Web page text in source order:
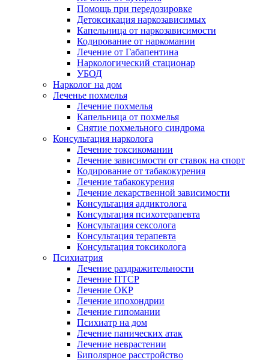
Помощь при передозировке
Детоксикация наркозависимых
Капельница от наркозависимости
Кодирование от наркомании
Лечение от Габапентина
Наркологический стационар
УБОД
Нарколог на дом
Леченье похмелья
Лечение похмелья
Капельница от похмелья
Снятие похмельного синдрома
Консультация нарколога
Лечение токсикомании
Лечение зависимости от ставок на спорт
Кодирование от табакокурения
Лечение табакокурения
Лечение лекарственной зависимости
Консультация аддиктолога
Консультация психотерапевта
Консультация сексолога
Консультация терапевта
Консультация токсиколога
Психиатрия
Лечение раздражительности
Лечение ПТСР
Лечение ОКР
Лечение ипохондрии
Лечение гипомании
Психиатр на дом
Лечение панических атак
Лечение неврастении
Биполярное расстройство